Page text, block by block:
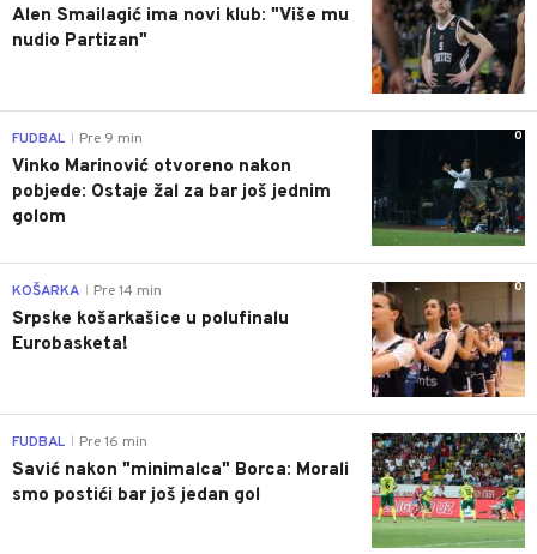
Alen Smailagić ima novi klub: "Više mu
nudio Partizan"
0
FUDBAL Pre 9 min
Vinko Marinović otvoreno nakon
pobjede: Ostaje žal za bar još jednim
golom
0
KOŠARKA Pre 14 min
Srpske košarkašice u polufinalu
Eurobasketa!
0
FUDBAL Pre 16 min
Savić nakon "minimalca" Borca: Morali
smo postići bar još jedan gol